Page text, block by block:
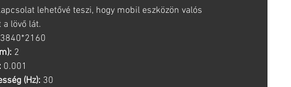
lehetővé teszi, hogy mobil eszközön valós
lövő lát.
3840*2160
2
0.001
(Hz): 30